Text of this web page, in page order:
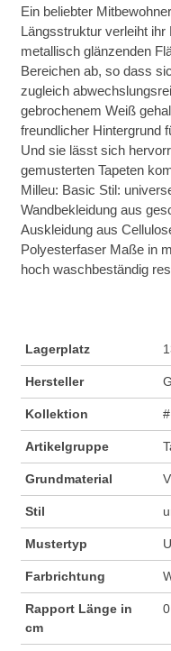
Ein beliebter
Längsstruktur verleiht
metallisch glänzenden
Bereichen ab, so dass
zugleich
gebrochenem Weiß
freundlicher Hintergrund
Und sie lässt sich
gemusterten Tapeten
Milleu: Basic Stil:
Wandbekleidung aus
Auskleidung aus
Polyesterfaser Maße in
hoch waschbeständig
Lagerplatz
Hersteller
Kollektion
Artikelgruppe
Grundmaterial
Stil
Mustertyp
Farbrichtung
Rapport Länge in
cm
0